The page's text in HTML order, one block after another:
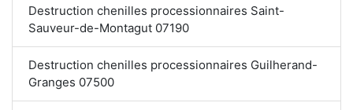
Destruction chenilles processionnaires Saint-
Sauveur-de-Montagut 07190
Destruction chenilles processionnaires Guilherand-
Granges 07500